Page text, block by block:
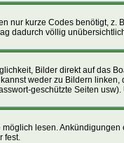
kurze Codes benötigt,
dadurch völlig
Bilder direkt auf das
weder zu Bildern
geschützte Seiten
lesen.
fest.